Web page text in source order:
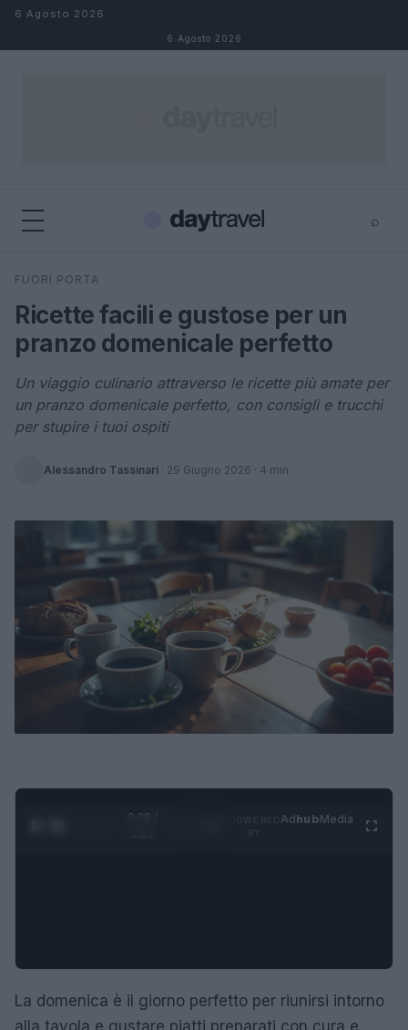
Salta al contenuto
6 Agosto 2026
6 Agosto 2026
⌕
Cerca
FUORI PORTA
Ricette facili e gustose per un
pranzo domenicale perfetto
Un viaggio culinario attraverso le ricette più amate per
un pranzo domenicale perfetto, con consigli e trucchi
per stupire i tuoi ospiti
Alessandro Tassinari · 29 Giugno 2026 · 4 min
0:29 /
AdhubMedia
La domenica è il giorno perfetto per riunirsi intorno
alla tavola e gustare piatti preparati con cura e